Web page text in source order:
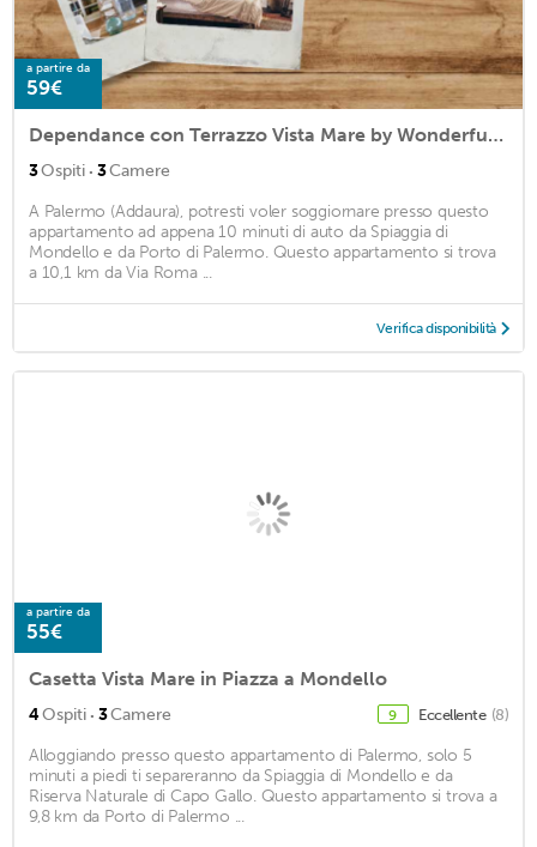
a partire da
59€
Dependance con Terrazzo Vista Mare by Wonderful Italy
3Ospiti · 3Camere
A Palermo (Addaura), potresti voler soggiornare presso questo
appartamento ad appena 10 minuti di auto da Spiaggia di
Mondello e da Porto di Palermo. Questo appartamento si trova
a 10,1 km da Via Roma ...
Verifica disponibilità
a partire da
55€
Casetta Vista Mare in Piazza a Mondello
4Ospiti · 3Camere 9 Eccellente (8)
Alloggiando presso questo appartamento di Palermo, solo 5
minuti a piedi ti separeranno da Spiaggia di Mondello e da
Riserva Naturale di Capo Gallo. Questo appartamento si trova a
9,8 km da Porto di Palermo ...